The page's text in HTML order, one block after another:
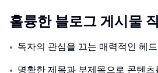
훌륭한 블로그 게시물
• 독자의 관심을 끄는 매력적인 헤
• 명확한 제목과 부제목으로 콘텐